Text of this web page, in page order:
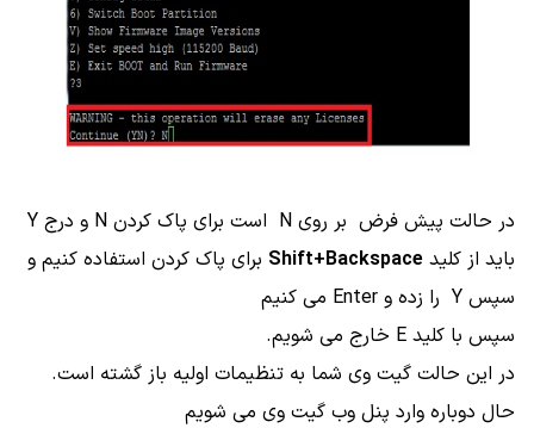
در حالت پیش فرض بر روی N است برای پاک کردن N و درج Y
باید از کلید Shift+Backspace برای پاک کردن استفاده کنیم و
سپس Y را زده و Enter می کنیم
سپس با کلید E خارج می شویم.
در این حالت گیت وی شما به تنظیمات اولیه باز گشته است.
حال دوباره وارد پنل وب گیت وی می شویم